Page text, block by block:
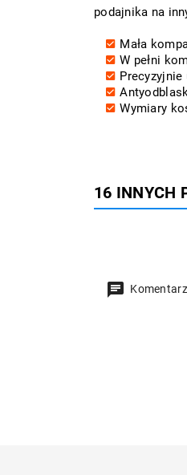
podajnika na
Mała
W pełni
Wymiary
16 INNYCH